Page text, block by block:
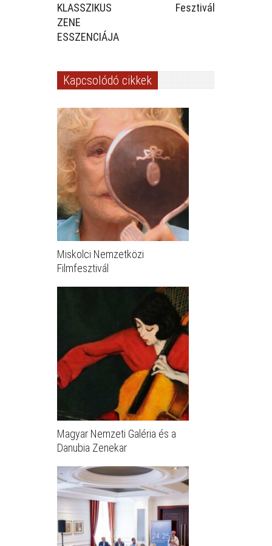
KLASSZIKUS
ZENE
ESSZENCIÁJA
Fesztivál
Kapcsolódó cikkek
Miskolci Nemzetközi
Filmfesztivál
Magyar Nemzeti Galéria és a
Danubia Zenekar